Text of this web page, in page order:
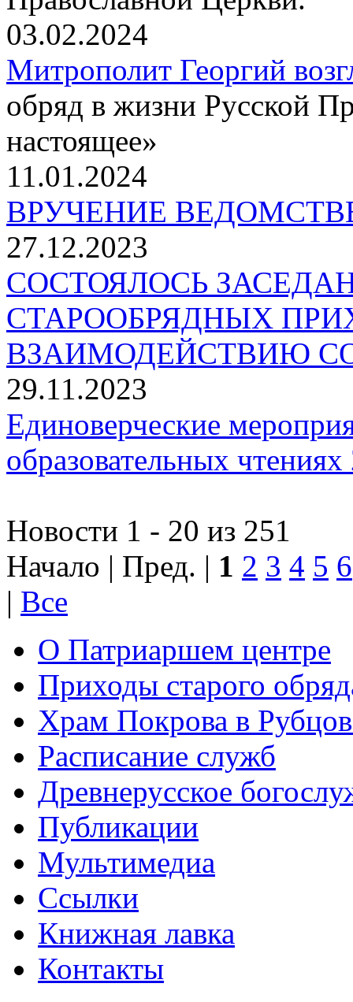
03.02.2024
Митрополит Георгий
обряд в жизни Русской
настоящее»
11.01.2024
ВРУЧЕНИЕ
27.12.2023
СОСТОЯЛОСЬ
СТАРООБРЯДНЫХ
ВЗАИМОДЕЙСТВИЮ
29.11.2023
Единоверческие
образовательных чтениях
Новости 1 - 20 из 251
Начало | Пред. | 1 2 3 4 5 6
| Все
О Патриаршем центре
Приходы старого
Храм Покрова в
Расписание служб
Древнерусское
Публикации
Мультимедиа
Ссылки
Книжная лавка
Контакты